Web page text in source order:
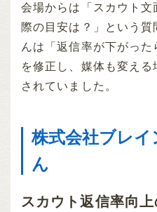
会場からは「スカウト
際の目安は？」という
んは「返信率が下がっ
を修正し、媒体も変え
されていました。
株式会社ブレイ
ん
スカウト返信率向